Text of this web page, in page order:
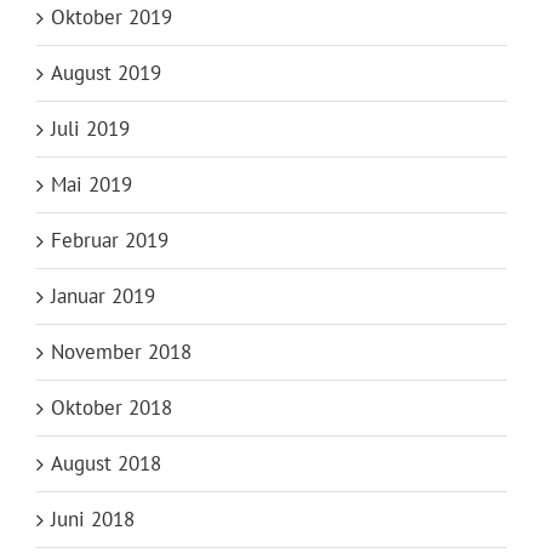
Oktober 2019
August 2019
Juli 2019
Mai 2019
Februar 2019
Januar 2019
November 2018
Oktober 2018
August 2018
Juni 2018